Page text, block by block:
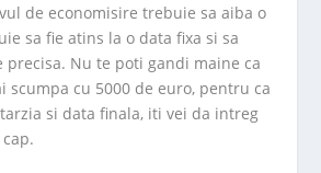
de economisire trebuie sa aiba o
sa fie atins la o data fixa si sa
Nu te poti gandi maine ca
scumpa cu 5000 de euro, pentru ca
si data finala, iti vei da intreg